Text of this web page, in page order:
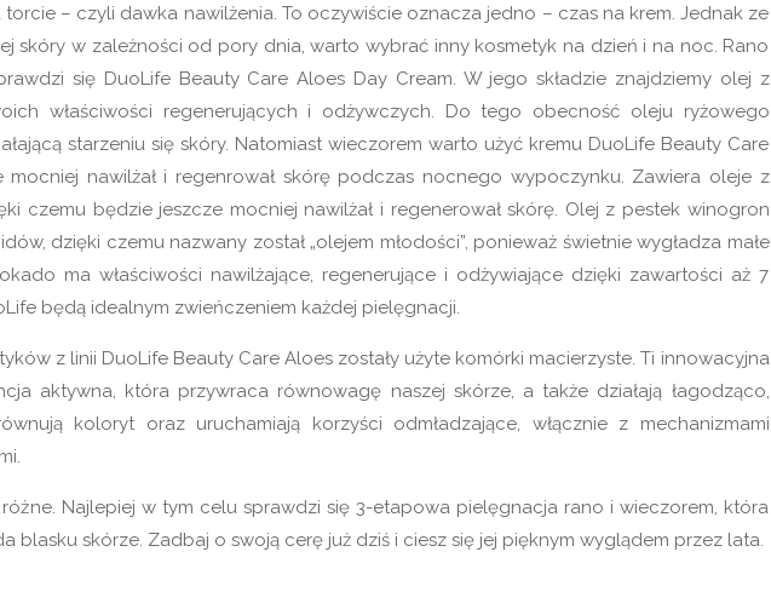
torcie – czyli dawka nawilżenia. To oczywiście oznacza jedno – czas na krem. Jednak ze
skóry w zależności od pory dnia, warto wybrać inny kosmetyk na dzień i na noc. Rano
się DuoLife Beauty Care Aloes Day Cream. W jego składzie znajdziemy olej z
właściwości regenerujących i odżywczych. Do tego obecność oleju ryżowego
starzeniu się skóry. Natomiast wieczorem warto użyć kremu DuoLife Beauty Care
nawilżał i regenrował skórę podczas nocnego wypoczynku. Zawiera oleje z
czemu będzie jeszcze mocniej nawilżał i regenerował skórę. Olej z pestek winogron
dzięki czemu nazwany został „olejem młodości”, ponieważ świetnie wygładza małe
ma właściwości nawilżające, regenerujące i odżywiające dzięki zawartości aż 7
będą idealnym zwieńczeniem każdej pielęgnacji.
z linii DuoLife Beauty Care Aloes zostały użyte komórki macierzyste. Ti innowacyjna
aktywna, która przywraca równowagę naszej skórze, a także działają łagodząco,
koloryt oraz uruchamiają korzyści odmładzające, włącznie z mechanizmami
Najlepiej w tym celu sprawdzi się 3-etapowa pielęgnacja rano i wieczorem, która
blasku skórze. Zadbaj o swoją cerę już dziś i ciesz się jej pięknym wyglądem przez lata.